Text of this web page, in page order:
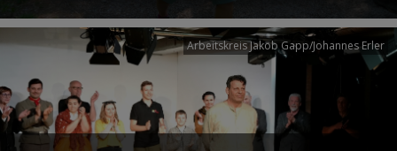
Arbeitskreis Jakob Gapp/Johannes Erler